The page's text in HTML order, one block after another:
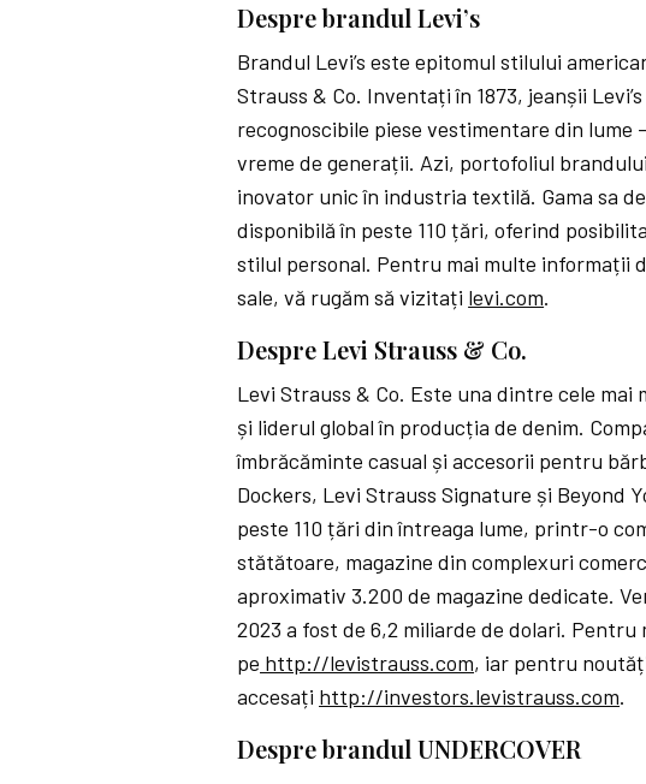
Despre brandul Levi’s
Brandul Levi’s este epitomul stilului
Strauss & Co. Inventați în 1873, jeanșii
recognoscibile piese vestimentare din
vreme de generații. Azi, portofoliul
inovator unic în industria textilă. Gama sa
disponibilă în peste 110 țări, oferind
stilul personal. Pentru mai multe informații
sale, vă rugăm să vizitați levi.com.
Despre Levi Strauss & Co.
Levi Strauss & Co. Este una dintre cele
și liderul global în producția de denim.
îmbrăcăminte casual și accesorii pentru
Dockers, Levi Strauss Signature și Beyond
peste 110 țări din întreaga lume, printr-o
stătătoare, magazine din complexuri
aproximativ 3.200 de magazine dedicate.
2023 a fost de 6,2 miliarde de dolari.
pe http://levistrauss.com, iar pentru
accesați http://investors.levistrauss.com.
Despre brandul UNDERCOVER